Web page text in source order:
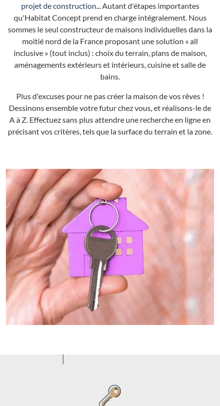
projet de construction... Autant d'étapes importantes
qu'Habitat Concept prend en charge intégralement. Nous
sommes le seul constructeur de maisons individuelles dans la
moitié nord de la France proposant une solution « all
inclusive » (tout inclus) : choix du terrain, plans de maison,
aménagements extérieurs et intérieurs, cuisine et salle de
bains.
Plus d'excuses pour ne pas créer la maison de vos rêves !
Dessinons ensemble votre futur chez vous, et réalisons-le de
A à Z. Effectuez sans plus attendre une recherche en ligne en
précisant vos critères, tels que la surface du terrain et la zone.